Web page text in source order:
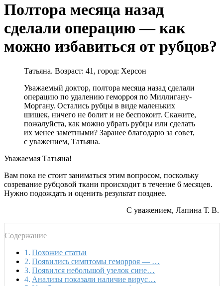
Полтора месяца назад
сделали операцию — как
можно избавиться от рубцов?
Татьяна. Возраст: 41, город: Херсон
Уважаемый доктор, полтора месяца назад сделали
операцию по удалению геморроя по Миллигану-
Моргану. Остались рубцы в виде маленьких
шишек, ничего не болит и не беспокоит. Скажите,
пожалуйста, как можно убрать рубцы или сделать
их менее заметными? Заранее благодарю за совет,
с уважением, Татьяна.
Уважаемая Татьяна!
Вам пока не стоит заниматься этим вопросом, поскольку
созревание рубцовой ткани происходит в течение 6 месяцев.
Нужно подождать и оценить результат позднее.
С уважением, Лапина Т. В.
Содержание
Похожие статьи
Появились симптомы геморроя — …
Появился небольшой узелок сине…
Анализы показали наличие вирус…